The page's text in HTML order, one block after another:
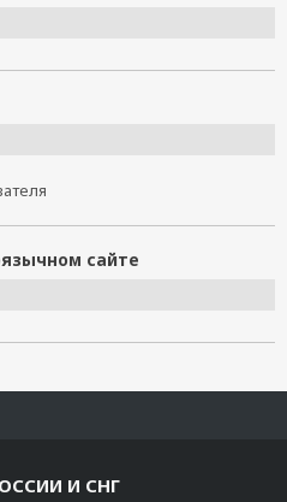
сайте
И СНГ